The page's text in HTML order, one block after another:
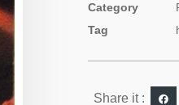
Category
Tag
Share it :